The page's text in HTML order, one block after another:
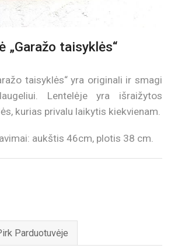
„Garažo taisyklės“
taisyklės“ yra originali ir smagi
Lentelėje yra išraižytos
kurias privalu laikytis kiekvienam.
aukštis 46cm, plotis 38 cm.
Parduotuvėje